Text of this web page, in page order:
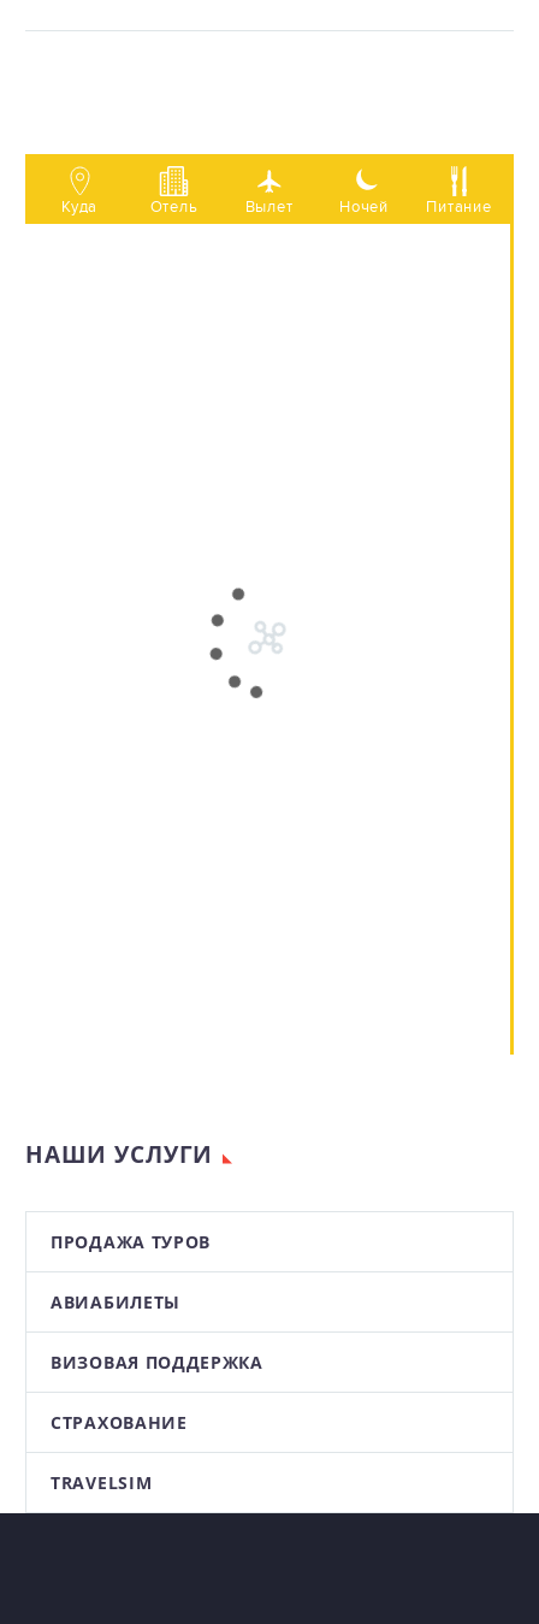
Куда Отель Вылет Ночей Питание
НАШИ УСЛУГИ
ПРОДАЖА ТУРОВ
АВИАБИЛЕТЫ
ВИЗОВАЯ ПОДДЕРЖКА
СТРАХОВАНИЕ
TRAVELSIM